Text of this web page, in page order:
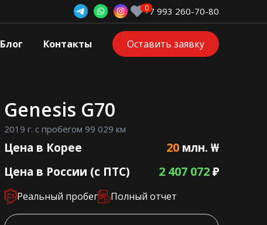
+7 993 260-70-80
Блог Контакты Оставить заявку
Genesis G70
2019 г. с пробегом 99 029 км
Цена в Корее 20млн. ₩
Цена в России (с ПТС)
2 407 072₽
Реальный пробег Полный отчет